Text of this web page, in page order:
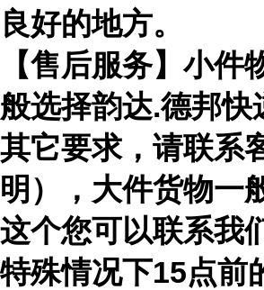
良好的地方。
【售后服务】小件
般选择韵达.德邦快
其它要求，请联系
明），大件货物一
这个您可以联系我
特殊情况下15点前